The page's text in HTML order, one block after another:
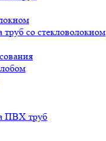
труб со стекловолокном
ПВХ труб